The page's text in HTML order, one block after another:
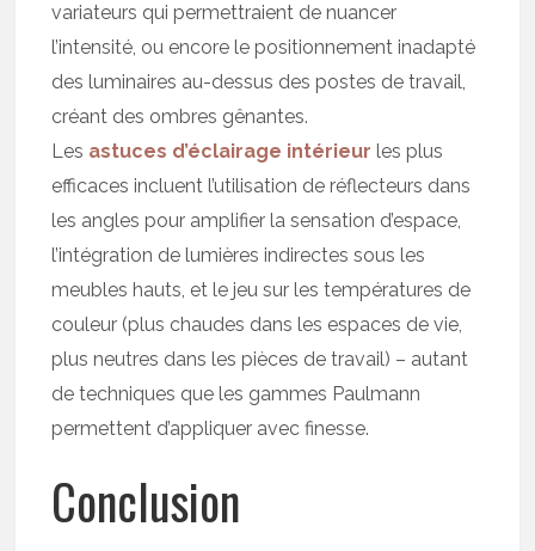
variateurs qui permettraient de nuancer
l’intensité, ou encore le positionnement inadapté
des luminaires au-dessus des postes de travail,
créant des ombres gênantes.
Les astuces d’éclairage intérieur les plus
efficaces incluent l’utilisation de réflecteurs dans
les angles pour amplifier la sensation d’espace,
l’intégration de lumières indirectes sous les
meubles hauts, et le jeu sur les températures de
couleur (plus chaudes dans les espaces de vie,
plus neutres dans les pièces de travail) – autant
de techniques que les gammes Paulmann
permettent d’appliquer avec finesse.
Conclusion